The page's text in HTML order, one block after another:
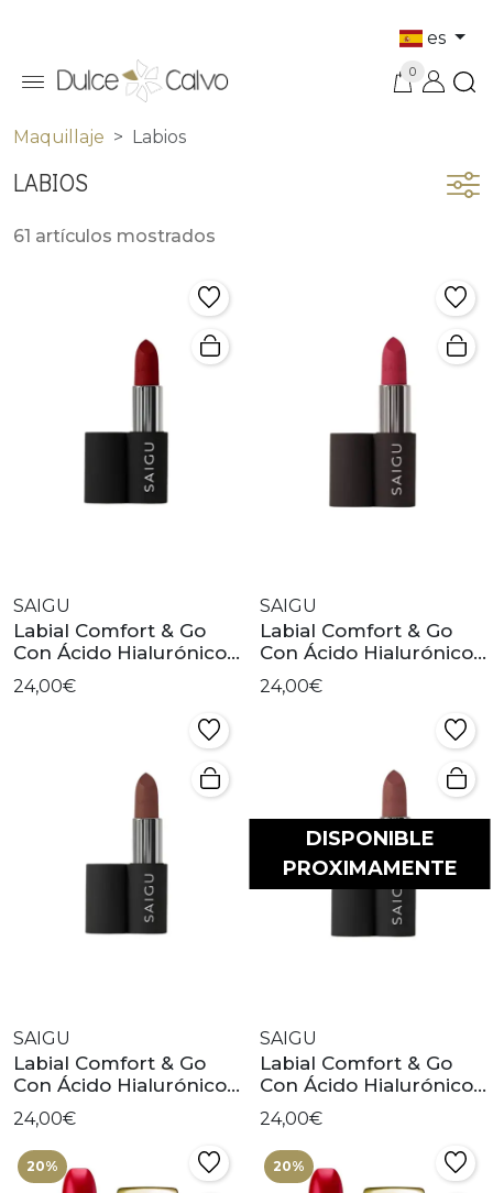
es
0
Maquillaje Labios
LABIOS
61 artículos mostrados
SAIGU
Labial Comfort & Go
Con Ácido Hialurónico -
Luna
24,00€
SAIGU
Labial Comfort & Go
Con Ácido Hialurónico
Penelope
24,00€
SAIGU
Labial Comfort & Go
Con Ácido Hialurónico
Victoria
24,00€
DISPONIBLE
PROXIMAMENTE
SAIGU
Labial Comfort & Go
Con Ácido Hialurónico -
Aitana
24,00€
20% 20%